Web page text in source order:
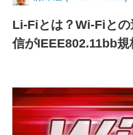
Li-Fiとは？Wi-Fiと
信がIEEE802.11bb